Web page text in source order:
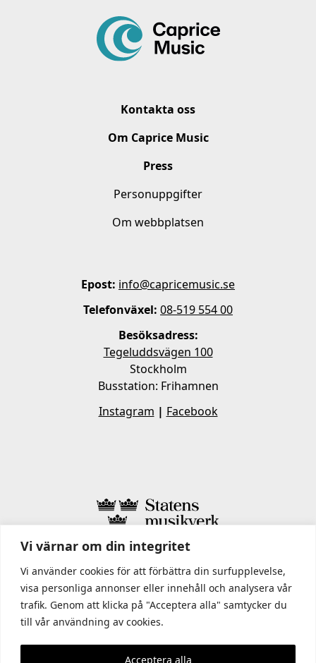
Vi värnar om din integritet
Vi använder cookies för att förbättra din surfupplevelse,
visa personliga annonser eller innehåll och analysera vår
trafik. Genom att klicka på "Acceptera alla" samtycker du
till vår användning av cookies.
Acceptera alla
Kontakta oss
Om Caprice Music
Press
Personuppgifter
Om webbplatsen
Epost: info@capricemusic.se
Telefonväxel: 08-519 554 00
Besöksadress:
Tegeluddsvägen 100
Stockholm
Busstation: Frihamnen
Instagram | Facebook
I STATENS MUSIKVERK INGÅR